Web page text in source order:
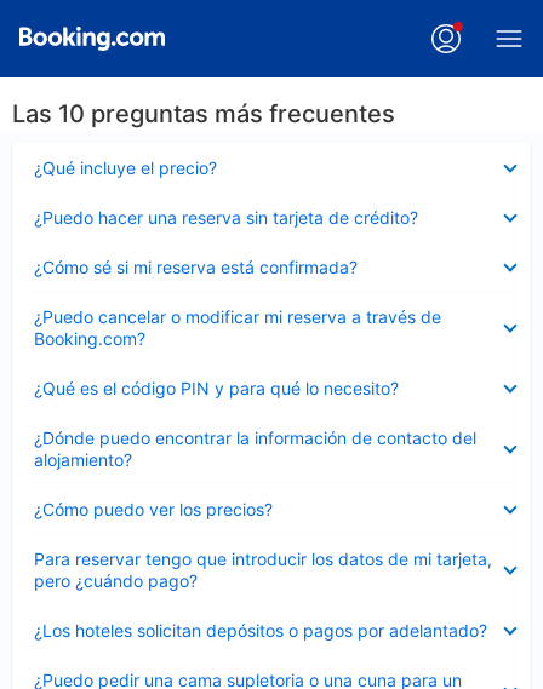
Las 10 preguntas más frecuentes
¿Qué incluye el precio?
cerrado
¿Puedo hacer una reserva sin tarjeta de crédito?
cerrado
¿Cómo sé si mi reserva está confirmada?
cerrado
¿Puedo cancelar o modificar mi reserva a través de
Booking.com?
cerrado
¿Qué es el código PIN y para qué lo necesito?
cerrado
¿Dónde puedo encontrar la información de contacto del
alojamiento?
cerrado
¿Cómo puedo ver los precios?
cerrado
Para reservar tengo que introducir los datos de mi tarjeta,
pero ¿cuándo pago?
cerrado
¿Los hoteles solicitan depósitos o pagos por adelantado?
cerrado
¿Puedo pedir una cama supletoria o una cuna para un